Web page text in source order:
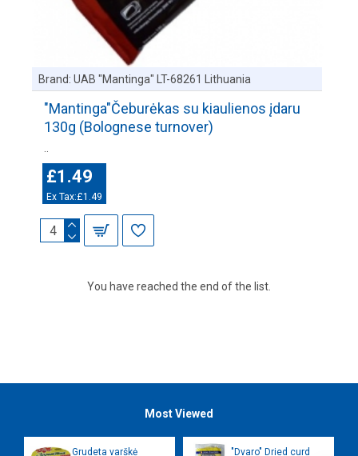
Brand: UAB "Mantinga" LT-68261 Lithuania
"Mantinga"Čeburėkas su kiaulienos įdaru
130g (Bolognese turnover)
£1.49
Ex Tax:£1.49
You have reached the end of the list.
Most Viewed
Grudeta varškė
"Dvaro" Dried curd